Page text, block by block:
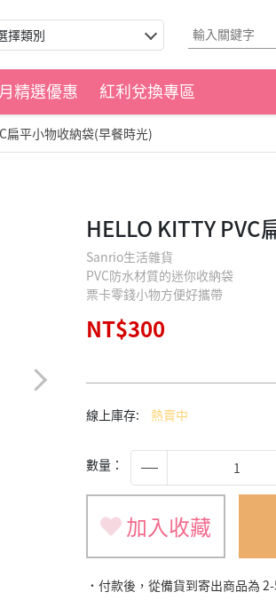
擇類別
精選優惠 紅利兌換專區
扁平小物收納袋(早餐時光)
HELLO KITTY
Sanrio生活雜貨
PVC防水材質的迷你收納袋
票卡零錢小物方便好攜帶
NT$300
線上庫存: 熱賣中
數量：
加入收藏
˙付款後，從備貨到寄出商品為